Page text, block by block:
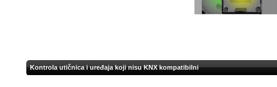
Kontrola utičnica i uređaja koji nisu KNX kompatibilni